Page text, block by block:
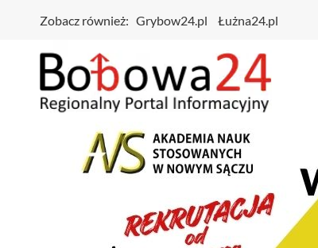
Zobacz również: Grybow24.pl Łużna24.pl